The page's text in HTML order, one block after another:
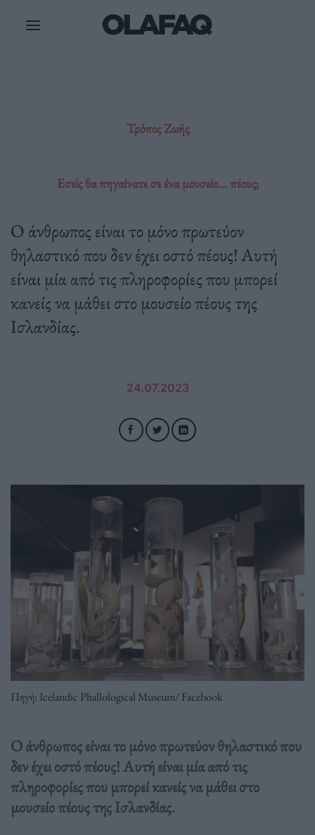
Τρόπος Ζωής
Εσείς θα πηγαίνατε σε ένα μουσείο… πέους;
Ο άνθρωπος είναι το μόνο πρωτεύον
θηλαστικό που δεν έχει οστό πέους! Αυτή
είναι μία από τις πληροφορίες που μπορεί
κανείς να μάθει στο μουσείο πέους της
Ισλανδίας.
24.07.2023
Πηγή: Icelandic Phallological Museum/ Facebook
Ο άνθρωπος είναι το μόνο πρωτεύον θηλαστικό που
δεν έχει οστό πέους! Αυτή είναι μία από τις
πληροφορίες που μπορεί κανείς να μάθει στο
μουσείο πέους της Ισλανδίας.